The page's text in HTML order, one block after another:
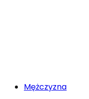
Mężczyzna